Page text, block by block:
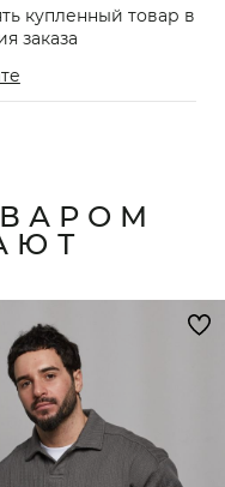
купленный товар в
заказа